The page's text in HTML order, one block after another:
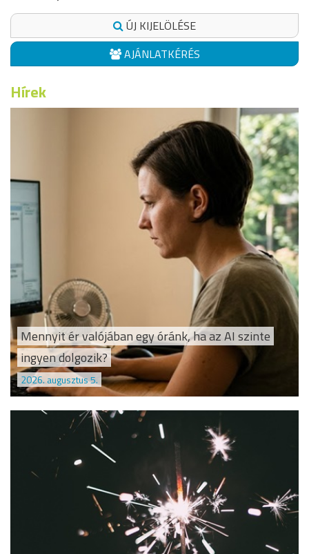
ÚJ KIJELÖLÉSE
AJÁNLATKÉRÉS
Hírek
Mennyit ér valójában egy óránk, ha az AI szinte
ingyen dolgozik?
2026. augusztus 5.